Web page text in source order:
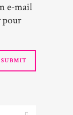
e-mail
pour